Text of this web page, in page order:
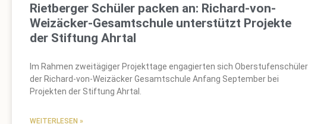
Rietberger Schüler packen an: Richard-von-
Weizäcker-Gesamtschule unterstützt Projekte
der Stiftung Ahrtal
Im Rahmen zweitägiger Projekttage engagierten sich Oberstufenschüler
der Richard-von-Weizäcker Gesamtschule Anfang September bei
Projekten der Stiftung Ahrtal.
WEITERLESEN »